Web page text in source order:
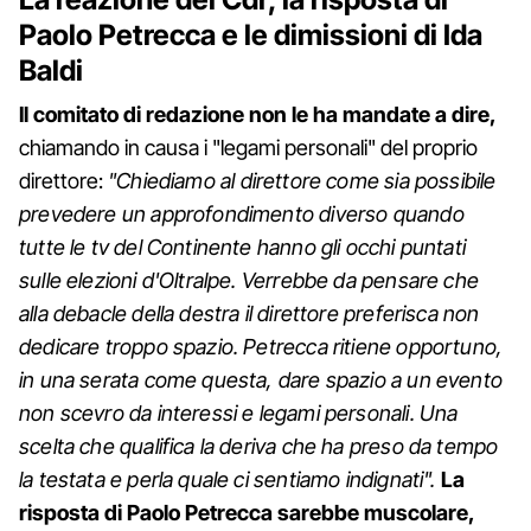
Paolo Petrecca e le dimissioni di Ida
Baldi
Il comitato di redazione non le ha mandate a dire,
chiamando in causa i "legami personali" del proprio
direttore: "Chiediamo al direttore come sia possibile
prevedere un approfondimento diverso quando
tutte le tv del Continente hanno gli occhi puntati
sulle elezioni d'Oltralpe. Verrebbe da pensare che
alla debacle della destra il direttore preferisca non
dedicare troppo spazio. Petrecca ritiene opportuno,
in una serata come questa, dare spazio a un evento
non scevro da interessi e legami personali. Una
scelta che qualifica la deriva che ha preso da tempo
la testata e perla quale ci sentiamo indignati". La
risposta di Paolo Petrecca sarebbe muscolare,